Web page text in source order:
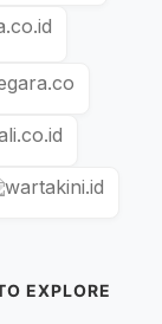
EXPLORE